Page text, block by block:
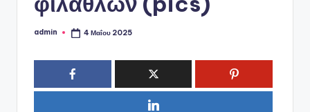
Συγγραφέας:
admin 4 Μαΐου 2025